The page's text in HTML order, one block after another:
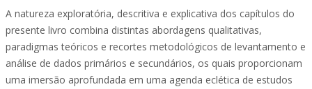
A natureza exploratória, descritiva e explicativa dos capítulos do
presente livro combina distintas abordagens qualitativas,
paradigmas teóricos e recortes metodológicos de levantamento e
análise de dados primários e secundários, os quais proporcionam
uma imersão aprofundada em uma agenda eclética de estudos